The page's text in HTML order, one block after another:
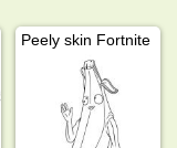
Peely skin Fortnite